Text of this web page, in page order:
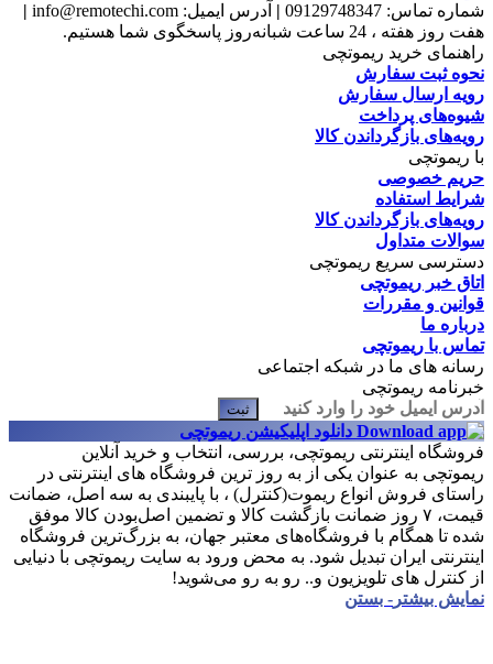
شماره تماس: 09129748347
| آدرس ایمیل: info@remotechi.com
|
هفت روز هفته ، 24 ساعت شبانه‌روز پاسخگوی شما هستیم.
راهنمای خرید ریموتچی
نحوه ثبت سفارش
رویه ارسال سفارش
شیوه‌های پرداخت
رویه‌های بازگرداندن کالا
با ریموتچی
حریم خصوصی
شرایط استفاده
رویه‌های بازگرداندن کالا
سوالات متداول
دسترسی سریع ریموتچی
اتاق خبر ریموتچی
قوانین و مقررات
درباره ما
تماس با ریموتچی
رسانه های ما در شبکه اجتماعی
خبرنامه ریموتچی
ثبت
دانلود اپلیکیشن ریموتچی
فروشگاه اینترنتی ریموتچی، بررسی، انتخاب و خرید آنلاین
ریموتچی به عنوان یکی از به روز ترین فروشگاه های اینترنتی در
راستای فروش انواع ریموت(کنترل) ، با پایبندی به سه اصل، ضمانت
قیمت، ۷ روز ضمانت بازگشت کالا و تضمین اصل‌بودن کالا موفق
شده تا همگام با فروشگاه‌های معتبر جهان، به بزرگ‌ترین فروشگاه
اینترنتی ایران تبدیل شود. به محض ورود به سایت ریموتچی با دنیایی
از کنترل های تلویزیون و.. رو به رو می‌شوید!
نمایش بیشتر - بستن